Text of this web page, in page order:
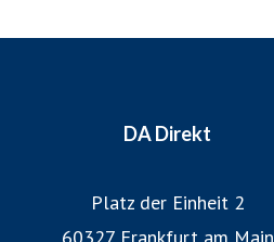
DA Direkt
Platz der Einheit 2
60327 Frankfurt am Main